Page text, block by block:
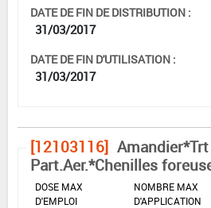
DATE DE FIN DE DISTRIBUTION :
31/03/2017
DATE DE FIN D'UTILISATION :
31/03/2017
[12103116] Amandier*Trt
Part.Aer.*Chenilles
DOSE MAX
D'EMPLOI
NOMBRE MAX
D'APPLICATION